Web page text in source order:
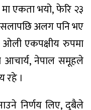
एकता भयो, फेरि २३
अलग पनि भए
ओली एकपक्षीय रुपमा
आचार्य, नेपाल समूहले
रहे ।
निर्णय लिए, दुबैले